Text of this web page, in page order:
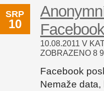
SRP
10
10.08.2011 V
ZOBRAZENO 8
Facebook
Nemaže